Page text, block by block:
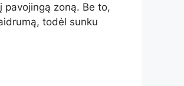
zoną. Be to,
todėl sunku